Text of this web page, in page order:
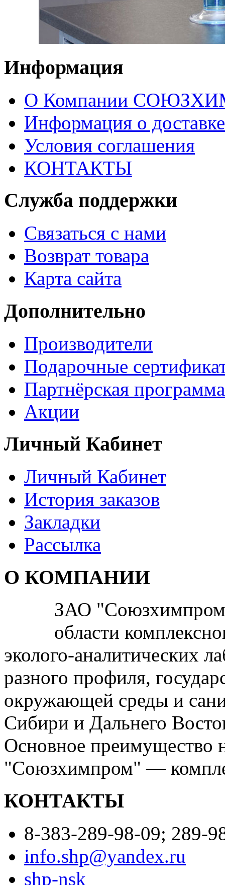
Информация
О Компании
Информация о доставке
Условия соглашения
КОНТАКТЫ
Служба поддержки
Связаться с нами
Возврат товара
Карта сайта
Дополнительно
Производители
Подарочные
Партнёрская программа
Акции
Личный Кабинет
Личный Кабинет
История заказов
Закладки
Рассылка
О КОМПАНИИ
ЗАО "Союзхимпром"
области
эколого-аналитических
разного профиля,
окружающей среды и
Сибири и Дальнего
Основное преимущество
"Союзхимпром" —
КОНТАКТЫ
8-383-289-98-09; 289-
info.shp@yandex.ru
shp-nsk